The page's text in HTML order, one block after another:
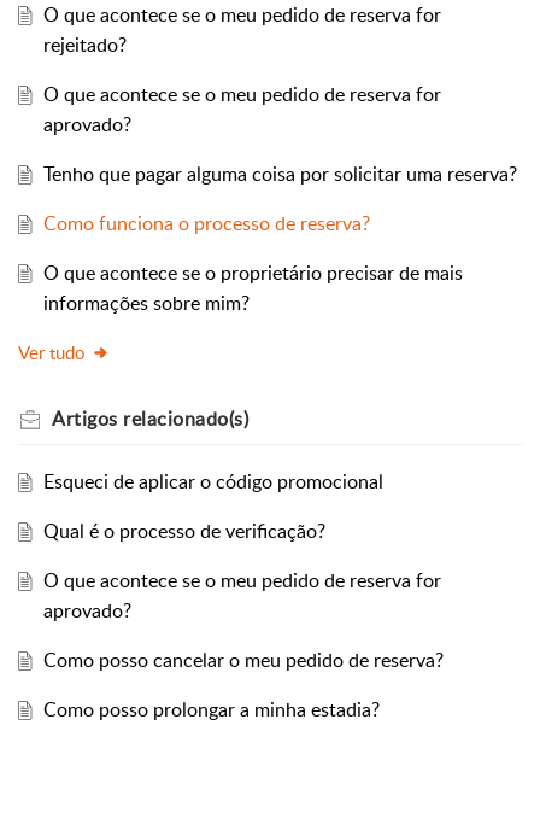
O que acontece se o meu pedido de reserva for
rejeitado?
O que acontece se o meu pedido de reserva for
aprovado?
Tenho que pagar alguma coisa por solicitar uma reserva?
Como funciona o processo de reserva?
O que acontece se o proprietário precisar de mais
informações sobre mim?
Ver tudo
Artigos relacionado(s)
Esqueci de aplicar o código promocional
Qual é o processo de verificação?
O que acontece se o meu pedido de reserva for
aprovado?
Como posso cancelar o meu pedido de reserva?
Como posso prolongar a minha estadia?